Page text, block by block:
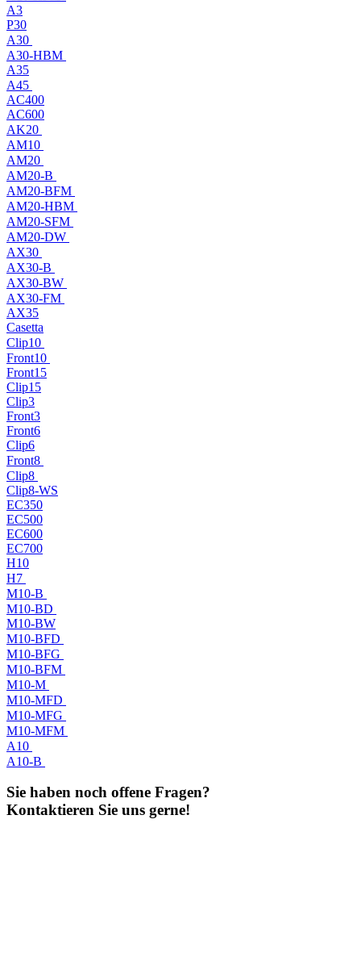
A3
P30
A30
A30-HBM
A35
A45
AC400
AC600
AK20
AM10
AM20
AM20-B
AM20-BFM
AM20-HBM
AM20-SFM
AM20-DW
AX30
AX30-B
AX30-BW
AX30-FM
AX35
Casetta
Clip10
Front10
Front15
Clip15
Clip3
Front3
Front6
Clip6
Front8
Clip8
Clip8-WS
EC350
EC500
EC600
EC700
H10
H7
M10-B
M10-BD
M10-BW
M10-BFD
M10-BFG
M10-BFM
M10-M
M10-MFD
M10-MFG
M10-MFM
A10
A10-B
Sie haben noch offene Fragen?
Kontaktieren Sie uns gerne!